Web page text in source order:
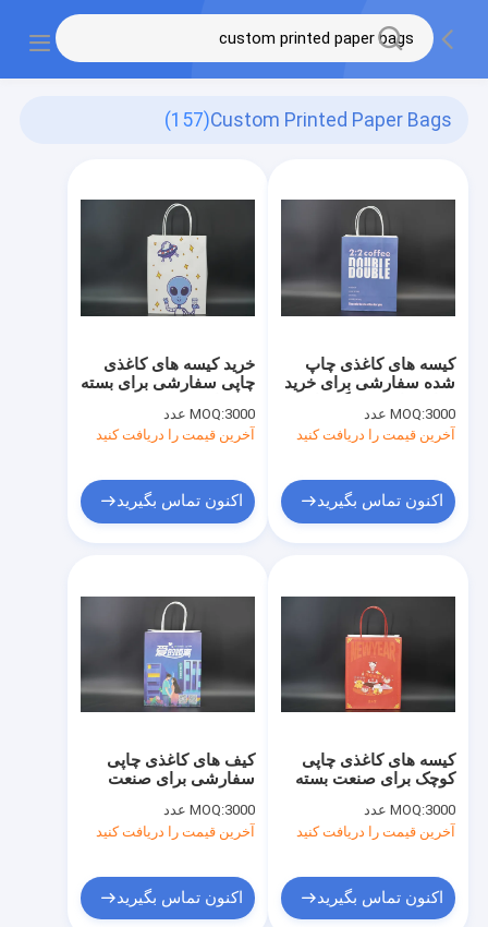
Custom Printed Paper Bags
(157)
خرید کیسه های کاغذی
چاپی سفارشی برای بسته
MOQ:3000 عدد
آخرین قیمت را دریافت کنید
اکنون تماس بگیرید
کیسه های کاغذی چاپ
شده سفارشی برای خرید
محیط زیست
MOQ:3000 عدد
آخرین قیمت را دریافت کنید
اکنون تماس بگیرید
کیف های کاغذی چاپی
سفارشی برای صنعت
FSC
MOQ:3000 عدد
آخرین قیمت را دریافت کنید
اکنون تماس بگیرید
کیسه های کاغذی چاپی
کوچک برای صنعت بسته
MOQ:3000 عدد
آخرین قیمت را دریافت کنید
اکنون تماس بگیرید